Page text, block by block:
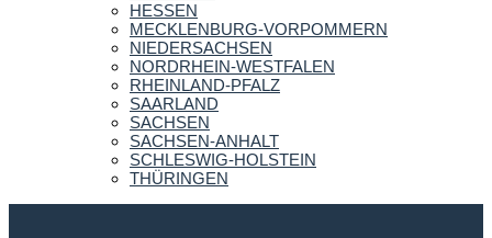
HESSEN
MECKLENBURG-VORPOMMERN
NIEDERSACHSEN
NORDRHEIN-WESTFALEN
RHEINLAND-PFALZ
SAARLAND
SACHSEN
SACHSEN-ANHALT
SCHLESWIG-HOLSTEIN
THÜRINGEN